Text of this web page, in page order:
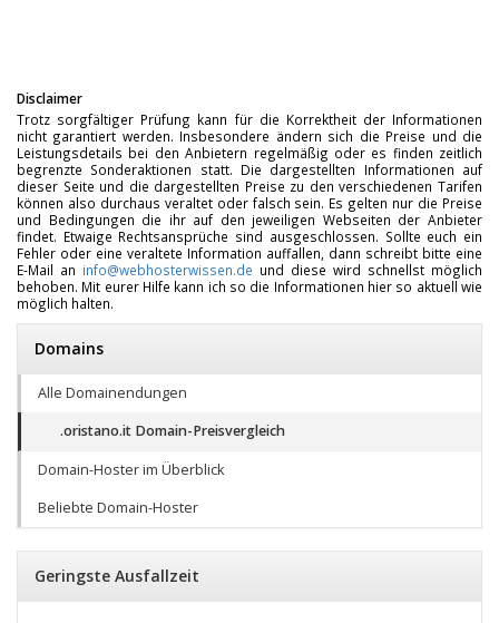
Disclaimer
Trotz sorgfältiger Prüfung kann für die Korrektheit der Informationen
nicht garantiert werden. Insbesondere ändern sich die Preise und die
Leistungsdetails bei den Anbietern regelmäßig oder es finden zeitlich
begrenzte Sonderaktionen statt. Die dargestellten Informationen auf
dieser Seite und die dargestellten Preise zu den verschiedenen Tarifen
können also durchaus veraltet oder falsch sein. Es gelten nur die Preise
und Bedingungen die ihr auf den jeweiligen Webseiten der Anbieter
findet. Etwaige Rechtsansprüche sind ausgeschlossen. Sollte euch ein
Fehler oder eine veraltete Information auffallen, dann schreibt bitte eine
E-Mail an info@webhosterwissen.de und diese wird schnellst möglich
behoben. Mit eurer Hilfe kann ich so die Informationen hier so aktuell wie
möglich halten.
Domains
Alle Domainendungen
.oristano.it Domain-Preisvergleich
Domain-Hoster im Überblick
Beliebte Domain-Hoster
Geringste Ausfallzeit